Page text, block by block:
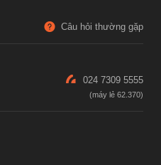
Câu hỏi thường gặp
024 7309 5555